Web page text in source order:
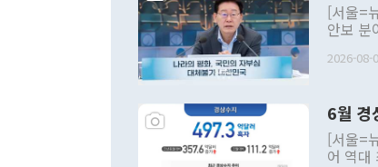
[서울=
안보 분
발언 중
주의적
관의 대
관 부처
2026-08-
6월 경
[서울=
어 역대